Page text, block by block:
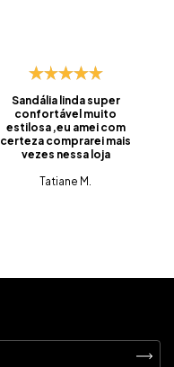
Sandália linda super
confortável muito
estilosa ,eu amei com
certeza comprarei mais
vezes nessa loja
Tatiane M.